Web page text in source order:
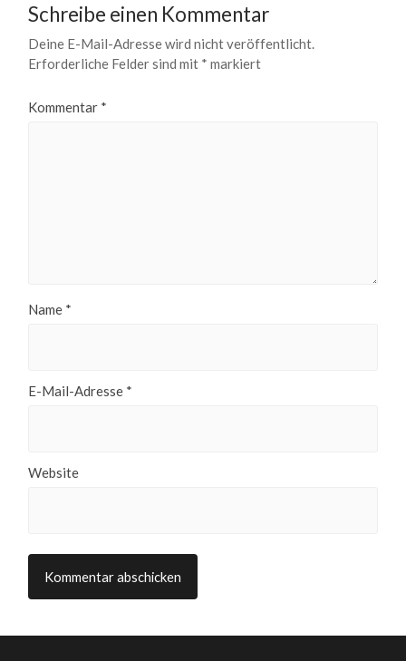
Schreibe einen Kommentar
Deine E-Mail-Adresse wird nicht veröffentlicht.
Erforderliche Felder sind mit * markiert
Kommentar *
Name *
E-Mail-Adresse *
Website